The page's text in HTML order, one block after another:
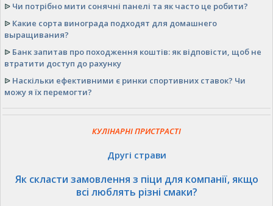
ᐉ Чи потрібно мити сонячні панелі та як часто це робити?
ᐉ Какие сорта винограда подходят для домашнего
выращивания?
ᐉ Банк запитав про походження коштів: як відповісти, щоб не
втратити доступ до рахунку
ᐉ Наскільки ефективними є ринки спортивних ставок? Чи
можу я їх перемогти?
КУЛІНАРНІ ПРИСТРАСТІ
Другі страви
Як скласти замовлення з піци для компанії, якщо
всі люблять різні смаки?